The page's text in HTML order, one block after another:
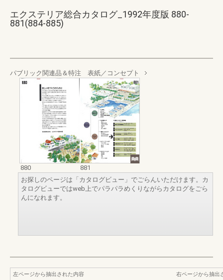
エクステリア総合カタログ_1992年度版 880-
881(884-885)
パブリック関連品＆特注 表紙／コンセプト
880
881
お探しのページは「カタログビュー」でごらんいただけます。カ
タログビューではweb上でパラパラめくりながらカタログをごら
んになれます。
左ページから抽出された内容
右ページから抽出